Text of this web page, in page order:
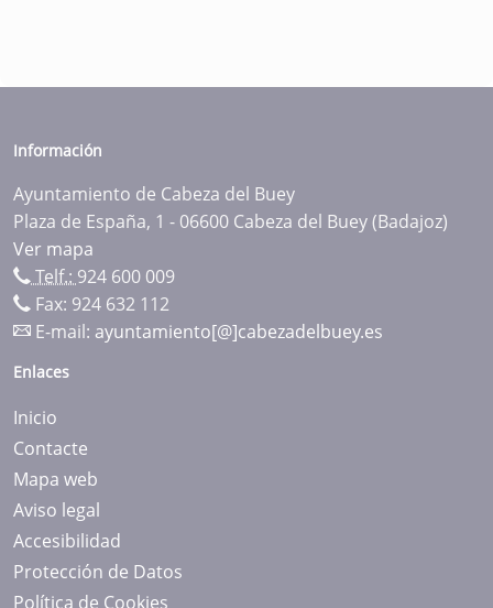
Información
Ayuntamiento de Cabeza del Buey
Plaza de España, 1 - 06600 Cabeza del Buey (Badajoz)
Ver mapa
Telf.: 924 600 009
Fax: 924 632 112
E-mail: ayuntamiento[@]cabezadelbuey.es
Enlaces
Inicio
Contacte
Mapa web
Aviso legal
Accesibilidad
Protección de Datos
Política de Cookies